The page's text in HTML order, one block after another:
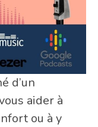
d’un
aider à
ou à y